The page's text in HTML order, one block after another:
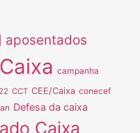
aposentados
Caixa campanha
CCT CEE/Caixa conecef
Defesa da caixa
Caixa